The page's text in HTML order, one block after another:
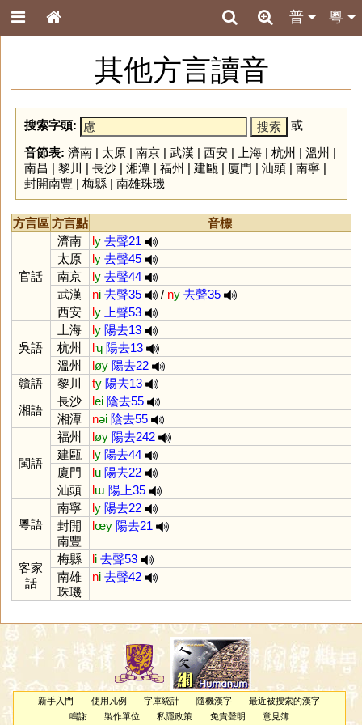
粵
普
其他方言讀音
搜索字頭:
或
音節表: 濟南| 太原| 南京| 武漢 | 西安| 上海| 杭州 | 溫州 |
南昌 | 黎川 | 長沙| 湘潭| 福州 | 建甌 | 廈門 | 汕頭| 南寧|
封開南豐 | 梅縣| 南雄珠璣
方言區方言點 音標
官話
濟南 ly 去聲21
太原
ly 去聲45
南京
ly 去聲44
武漢
ni 去聲35 / ny 去聲35
西安
ly 上聲53
吳語
上海 ly 陽去13
杭州
lʮ 陽去13
溫州
løy 陽去22
贛語
黎川 ty 陽去13
湘語
長沙 lei 陰去55
湘潭
nəi 陰去55
閩語
福州 løy 陽去242
建甌
ly 陽去44
廈門
lu 陽去22
汕頭
lɯ 陽上35
粵語
南寧 ly 陽去22
封開
南豐
lœy 陽去21
客家
話
梅縣 li 去聲53
南雄
珠璣
ni 去聲42
新手入門 使用凡例 字庫統計 隨機漢字
最近被搜索的漢字
鳴謝
製作單位 私隱政策 免責聲明 意見簿